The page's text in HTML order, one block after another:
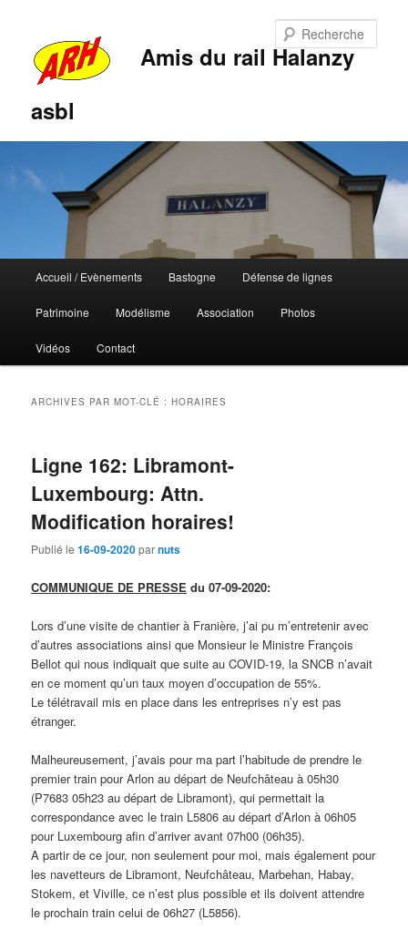
Amis du rail Halanzy
asbl
principal
Aller
au
contenu
principal
Aller
au
contenu
secondaire
Accueil / Evènements Bastogne Défense de lignes
Patrimoine Modélisme Association Photos
Vidéos Contact
ARCHIVES PAR MOT-CLÉ :HORAIRES
Ligne 162: Libramont-
Luxembourg: Attn.
Modification horaires!
Publié le16-09-2020parnuts
COMMUNIQUE DE PRESSE du 07-09-2020:
Lors d’une visite de chantier à Franière, j’ai pu m’entretenir avec
d’autres associations ainsi que Monsieur le Ministre François
Bellot qui nous indiquait que suite au COVID-19, la SNCB n’avait
en ce moment qu’un taux moyen d’occupation de 55%.
Le télétravail mis en place dans les entreprises n’y est pas
étranger.
Malheureusement, j’avais pour ma part l’habitude de prendre le
premier train pour Arlon au départ de Neufchâteau à 05h30
(P7683 05h23 au départ de Libramont), qui permettait la
correspondance avec le train L5806 au départ d’Arlon à 06h05
pour Luxembourg afin d’arriver avant 07h00 (06h35).
A partir de ce jour, non seulement pour moi, mais également pour
les navetteurs de Libramont, Neufchâteau, Marbehan, Habay,
Stokem, et Viville, ce n’est plus possible et ils doivent attendre
le prochain train celui de 06h27 (L5856).